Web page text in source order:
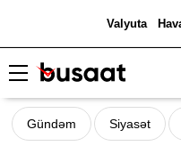
Valyuta
Gündəm Siyasət